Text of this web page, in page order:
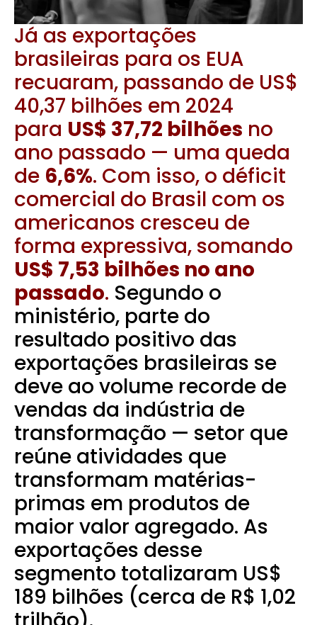
Já as exportações
brasileiras para os EUA
recuaram, passando de US$
40,37 bilhões em 2024
para US$ 37,72 bilhões no
ano passado — uma queda
de 6,6%. Com isso, o déficit
comercial do Brasil com os
americanos cresceu de
forma expressiva, somando
US$ 7,53 bilhões no ano
passado. Segundo o
ministério, parte do
resultado positivo das
exportações brasileiras se
deve ao volume recorde de
vendas da indústria de
transformação — setor que
reúne atividades que
transformam matérias-
primas em produtos de
maior valor agregado. As
exportações desse
segmento totalizaram US$
189 bilhões (cerca de R$ 1,02